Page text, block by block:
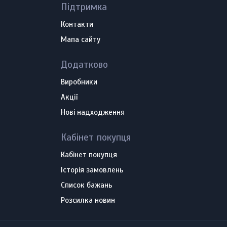
Підтримка
Контакти
Мапа сайту
Додатково
Виробники
Акції
Нові надходження
Кабінет покупця
Кабінет покупця
Історія замовлень
Список бажань
Розсилка новин